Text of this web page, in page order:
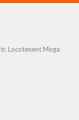
Locotenent Moga